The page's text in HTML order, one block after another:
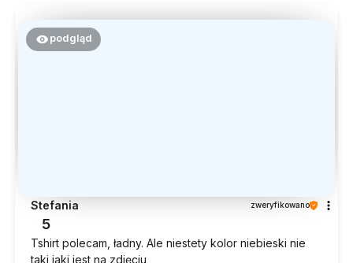
nami Twoim doświadczeniem. Jesteśmy szczęśliwi,
że mamy takich klientów. Z pozdrowieniami, obsługa
sklepu.
podgląd
Stefania zweryfikowano
5
Tshirt polecam, ładny. Ale niestety kolor niebieski nie
taki jaki jest na zdjęciu